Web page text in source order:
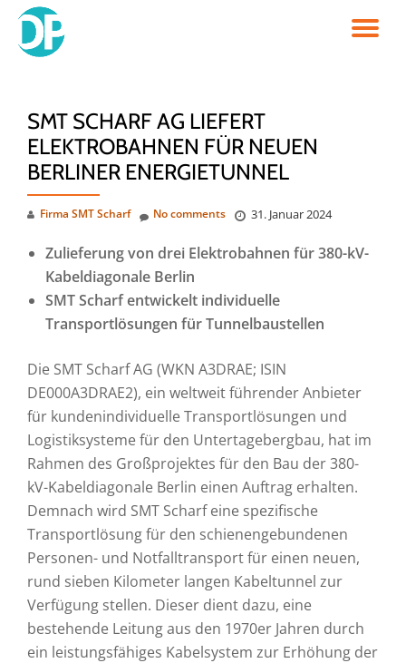
Skip
SMT SCHARF AG LIEFERT
ELEKTROBAHNEN FÜR NEUEN
BERLINER ENERGIETUNNEL
Firma SMT Scharf 31. Januar 2024
No comments
Zulieferung von drei Elektrobahnen für 380-kV-
Kabeldiagonale Berlin
SMT Scharf entwickelt individuelle
Transportlösungen für Tunnelbaustellen
Die SMT Scharf AG (WKN A3DRAE; ISIN
DE000A3DRAE2), ein weltweit führender Anbieter
für kundenindividuelle Transportlösungen und
Logistiksysteme für den Untertagebergbau, hat im
Rahmen des Großprojektes für den Bau der 380-
kV-Kabeldiagonale Berlin einen Auftrag erhalten.
Demnach wird SMT Scharf eine spezifische
Transportlösung für den schienengebundenen
Personen- und Notfalltransport für einen neuen,
rund sieben Kilometer langen Kabeltunnel zur
Verfügung stellen. Dieser dient dazu, eine
bestehende Leitung aus den 1970er Jahren durch
ein leistungsfähiges Kabelsystem zur Erhöhung der